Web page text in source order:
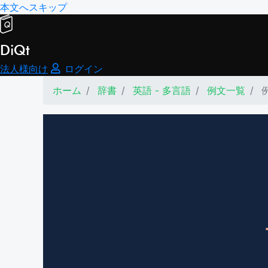
本文へスキップ
DiQt
法人様向け
ログイン
ホーム
辞書 英語 - 多言語 例文一覧